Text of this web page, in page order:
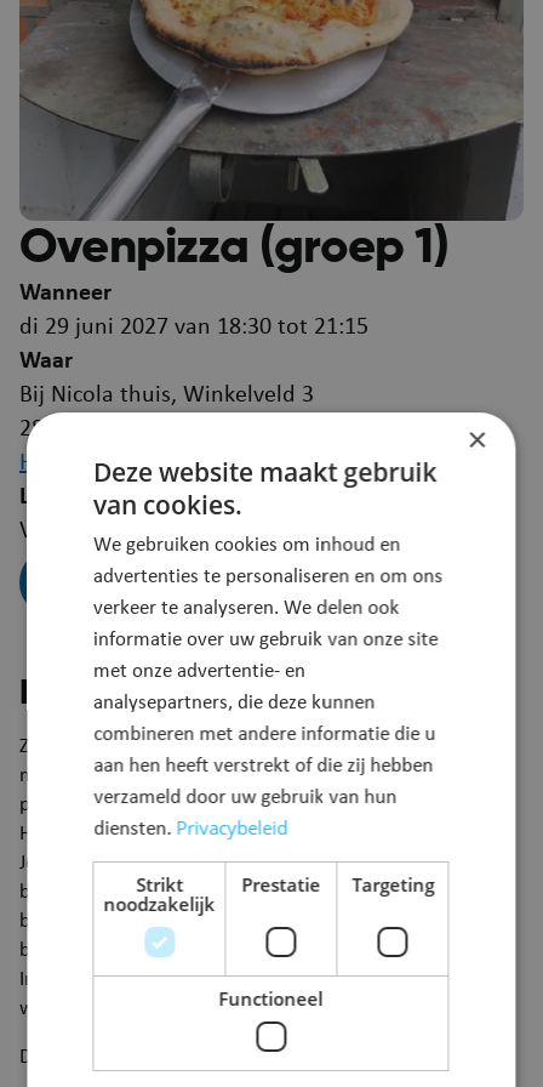
Ovenpizza (groep 1)
Wanneer
di 29 juni 2027 van 18:30 tot 21:15
Waar
Bij Nicola thuis, Winkelveld 3
2870 Puurs-Sint-Amands
Hoe geraak ik er?
Leeftijd
Vanaf 18 jaar
Schrijf je in
Beschrijving
Zout, water, gist en bloem. Vier ingrediënten voor het
maken van een van 's werelds bekendste bereidingen: de
pizza.
Helemaal eigenhandig gemaakt én geproefd!
Je krijgt niet enkel recepten, maar ook de onmisbare pizza-
basiskennis: kneedtechnieken, baktechnieken en alle
broodnodige finesses en kleine geheimen van de pizza. We
bakken de pizza in een houtoven.
In een zonnige sfeer degusteren we ook lekkere Italiaanse
wijnen.
Docent: Nicola Priolo.
×
Deze website maakt gebruik
van cookies.
We gebruiken cookies om inhoud en
advertenties te personaliseren en om ons
verkeer te analyseren. We delen ook
informatie over uw gebruik van onze site
met onze advertentie- en
analysepartners, die deze kunnen
combineren met andere informatie die u
aan hen heeft verstrekt of die zij hebben
verzameld door uw gebruik van hun
diensten. Privacybeleid
Strikt
noodzakelijk
Prestatie Targeting
Functioneel